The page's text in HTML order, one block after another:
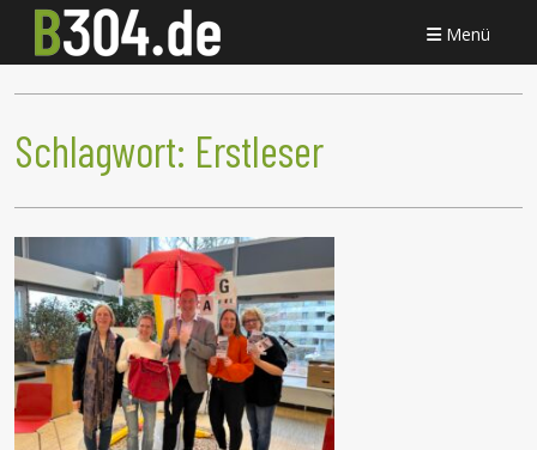
Menü
Schlagwort: Erstleser